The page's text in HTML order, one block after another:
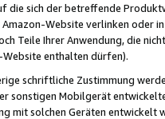
die sich der betreffende
Website verlinken oder
Teile Ihrer Anwendung, die
enthalten dürfen).
schriftliche Zustimmung
sonstigen Mobilgerät
mit solchen Geräten